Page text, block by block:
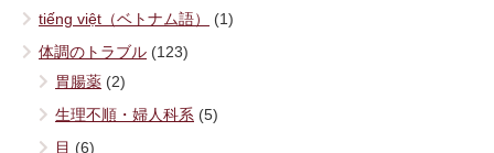
tiếng việt（ベトナム語）
(1)
体調のトラブル (123)
胃腸薬 (2)
生理不順・婦人科系 (5)
目 (6)